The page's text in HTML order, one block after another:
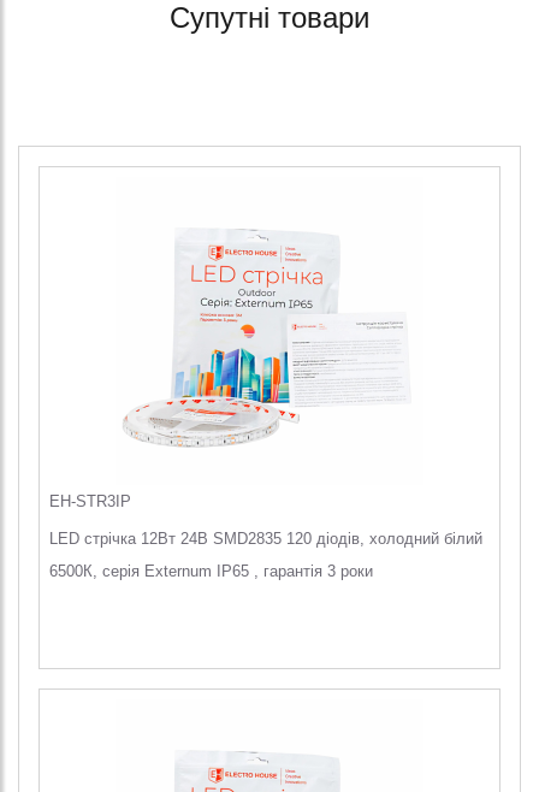
Супутні товари
EH-STR3IP
LED стрічка 12Вт 24В SMD2835 120 діодів, холодний білий
6500К, серія Externum IP65 , гарантія 3 роки